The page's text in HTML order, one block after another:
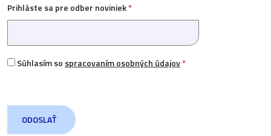
Prihláste sa pre odber noviniek*
Súhlasím so spracovaním osobných údajov*